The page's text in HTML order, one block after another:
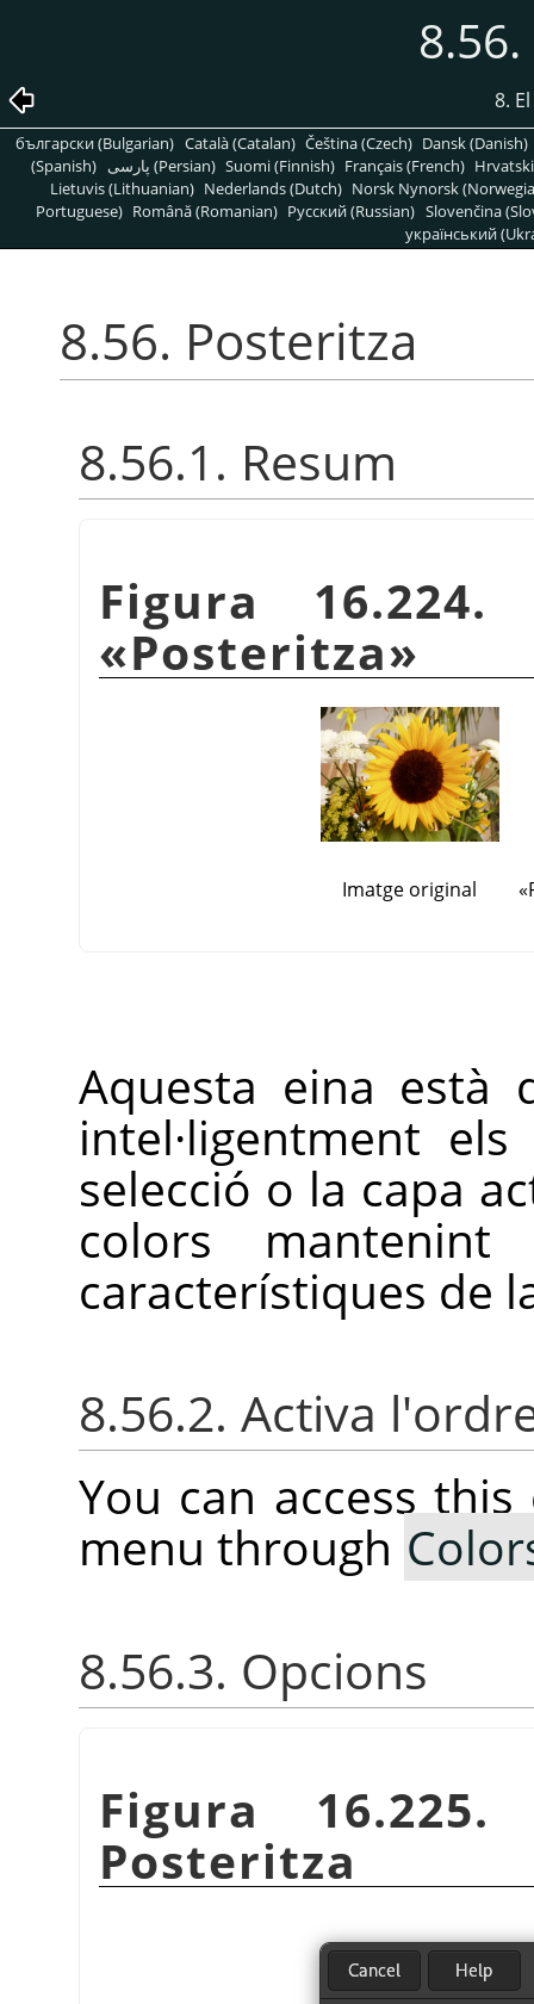
8.
български (Bulgarian) Català (Catalan) Čeština (Czech) Dansk (Danish)
(Spanish)
پارسی (Persian) Suomi (Finnish) Français (French)
Lietuvis (Lithuanian) Nederlands (Dutch) Norsk Nynorsk
Portuguese) Română (Romanian) Pусский (Russian) Slovenčina
український
8.56. Posteritza
8.56.1. Resum
Figura
«Posteritza»
Imatge original «
Aquesta eina està
intel·ligentment
selecció o la capa
colors
característiques de
8.56.2. Activa
You can access
menu through
8.56.3. Opcions
Figura
Posteritza